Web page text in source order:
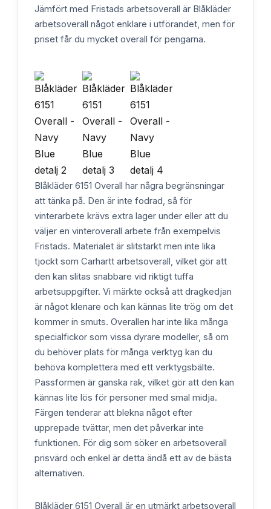
Jämfört med Fristads arbetsoverall är Blåkläder
arbetsoverall något enklare i utförandet, men för
priset får du mycket overall för pengarna.
Blåkläder 6151 Overall har några begränsningar
att tänka på. Den är inte fodrad, så för
vinterarbete krävs extra lager under eller att du
väljer en vinteroverall arbete från exempelvis
Fristads. Materialet är slitstarkt men inte lika
tjockt som Carhartt arbetsoverall, vilket gör att
den kan slitas snabbare vid riktigt tuffa
arbetsuppgifter. Vi märkte också att dragkedjan
är något klenare och kan kännas lite trög om det
kommer in smuts. Overallen har inte lika många
specialfickor som vissa dyrare modeller, så om
du behöver plats för många verktyg kan du
behöva komplettera med ett verktygsbälte.
Passformen är ganska rak, vilket gör att den kan
kännas lite lös för personer med smal midja.
Färgen tenderar att blekna något efter
upprepade tvättar, men det påverkar inte
funktionen. För dig som söker en arbetsoverall
prisvärd och enkel är detta ändå ett av de bästa
alternativen.
Blåkläder 6151 Overall är en utmärkt arbetsoverall